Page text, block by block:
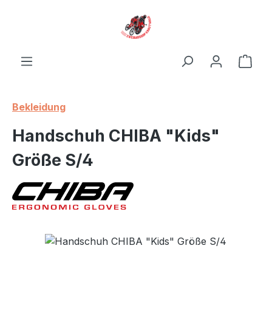
Bekleidung
Handschuh CHIBA "Kids"
Größe S/4
Bildergalerie überspringen